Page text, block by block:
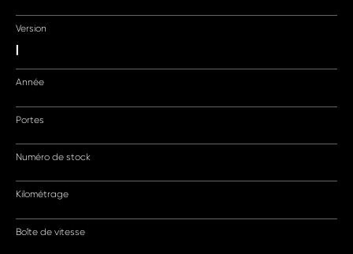
Version
|
Année
Portes
Numéro de stock
Kilométrage
Boîte de vitesse